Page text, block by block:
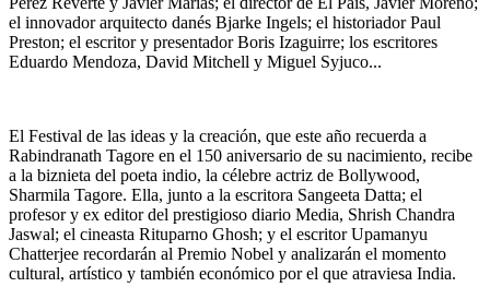
el innovador arquitecto danés Bjarke Ingels; el historiador Paul
Preston; el escritor y presentador Boris Izaguirre; los escritores
Eduardo Mendoza, David Mitchell y Miguel Syjuco...
El Festival de las ideas y la creación, que este año recuerda a
Rabindranath Tagore en el 150 aniversario de su nacimiento, recibe
a la biznieta del poeta indio, la célebre actriz de Bollywood,
Sharmila Tagore. Ella, junto a la escritora Sangeeta Datta; el
profesor y ex editor del prestigioso diario Media, Shrish Chandra
Jaswal; el cineasta Rituparno Ghosh; y el escritor Upamanyu
Chatterjee recordarán al Premio Nobel y analizarán el momento
cultural, artístico y también económico por el que atraviesa India.